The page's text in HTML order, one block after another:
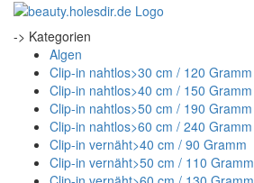
-> Kategorien
Algen
Clip-in nahtlos>30 cm / 120 Gramm
Clip-in nahtlos>40 cm / 150 Gramm
Clip-in nahtlos>50 cm / 190 Gramm
Clip-in nahtlos>60 cm / 240 Gramm
Clip-in vernäht>40 cm / 90 Gramm
Clip-in vernäht>50 cm / 110 Gramm